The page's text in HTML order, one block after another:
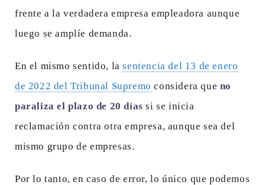
frente a la verdadera empresa empleadora aunque
luego se amplíe demanda.
En el mismo sentido, lasentencia del 13 de enero
de 2022 del Tribunal Supremo considera que no
paraliza el plazo de 20 días si se inicia
reclamación contra otra empresa, aunque sea del
mismo grupo de empresas.
Por lo tanto, en caso de error, lo único que podemos